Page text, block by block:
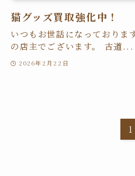
猫グッズ買取強化中！
いつもお世話になっておりま
の店主でございます。 古道...
2026年2月22日
1